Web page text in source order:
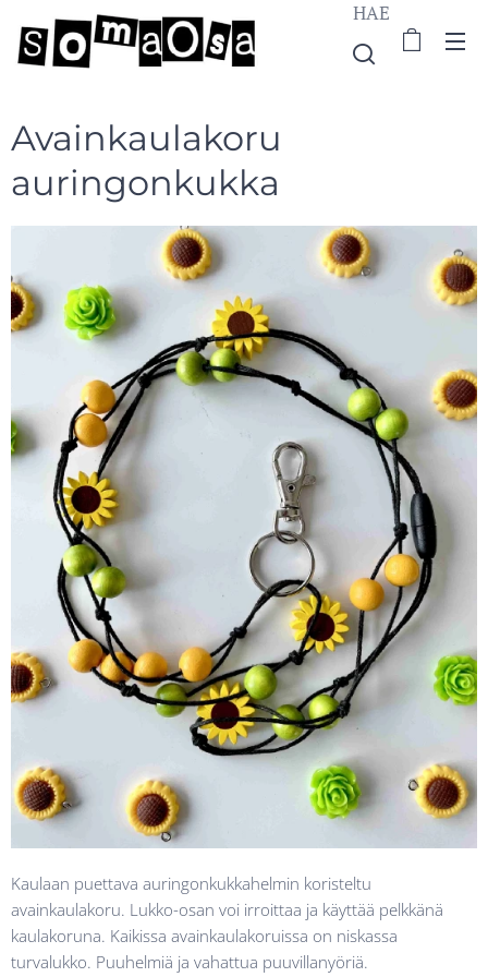
HAE
Avainkaulakoru
auringonkukka
Kaulaan puettava auringonkukkahelmin koristeltu
avainkaulakoru. Lukko-osan voi irroittaa ja käyttää pelkkänä
kaulakoruna. Kaikissa avainkaulakoruissa on niskassa
turvalukko. Puuhelmiä ja vahattua puuvillanyöriä.